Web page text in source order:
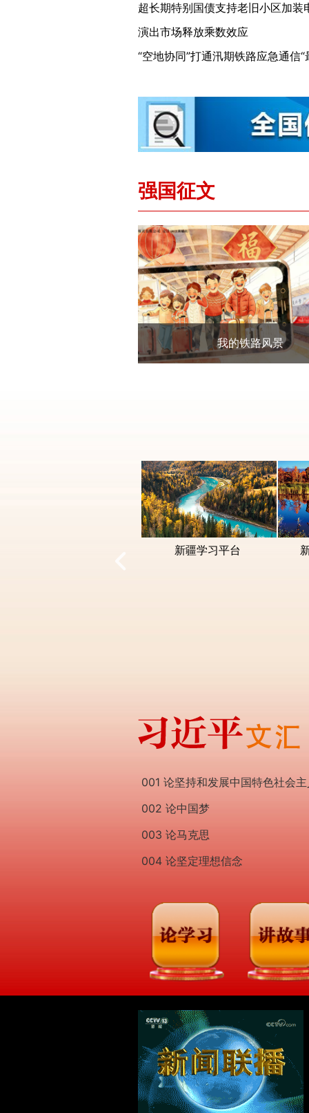
超长期特别国债支持老旧小区加装
演出市场释放乘数效应
强国征文
生态中国·幸福画卷
北京学习平台
001 论坚持和发展中国特色社会
002 论中国梦
003 论马克思
004 论坚定理想信念